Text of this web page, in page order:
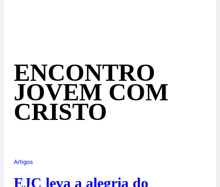
ENCONTRO
JOVEM COM
CRISTO
Artigos
EJC leva a alegria do